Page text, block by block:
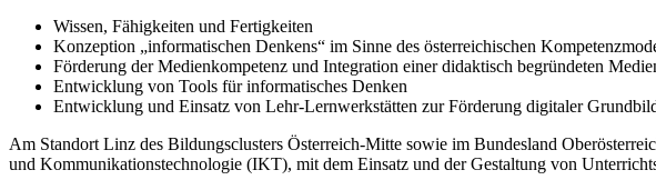
Wissen, Fähigkeiten und Fertigkeiten
Konzeption „informatischen Denkens“ im Sinne des österreichischen
Förderung der Medienkompetenz und Integration einer didaktisch begründeten
Entwicklung von Tools für informatisches Denken
Entwicklung und Einsatz von Lehr-Lernwerkstätten zur Förderung digitaler
Am Standort Linz des Bildungsclusters Österreich-Mitte sowie im Bundesland
und Kommunikationstechnologie (IKT), mit dem Einsatz und der Gestaltung von